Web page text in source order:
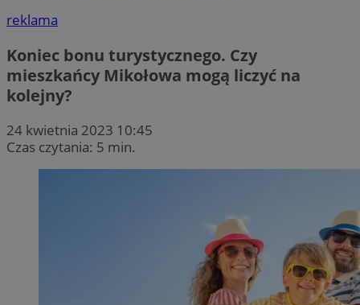
reklama
Koniec bonu turystycznego. Czy
mieszkańcy Mikołowa mogą liczyć na
kolejny?
24 kwietnia 2023 10:45
Czas czytania: 5 min.